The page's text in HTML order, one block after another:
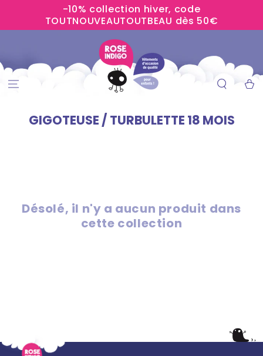
-10% collection hiver, code
TOUTNOUVEAUTOUTBEAU dès 50€
Panier
GIGOTEUSE / TURBULETTE 18 MOIS
Désolé, il n'y a aucun produit dans
cette collection